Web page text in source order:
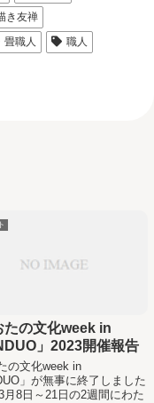
き友禅
畳職人
職人
たの文化week in
」2023開催報告
の文化week in
」が無事に終了しました
月8日～21日の2週間にわた